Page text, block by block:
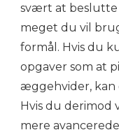
svært at beslutte
meget du vil
formål. Hvis du
opgaver som at
æggehvider, kan
Hvis du derimod
mere